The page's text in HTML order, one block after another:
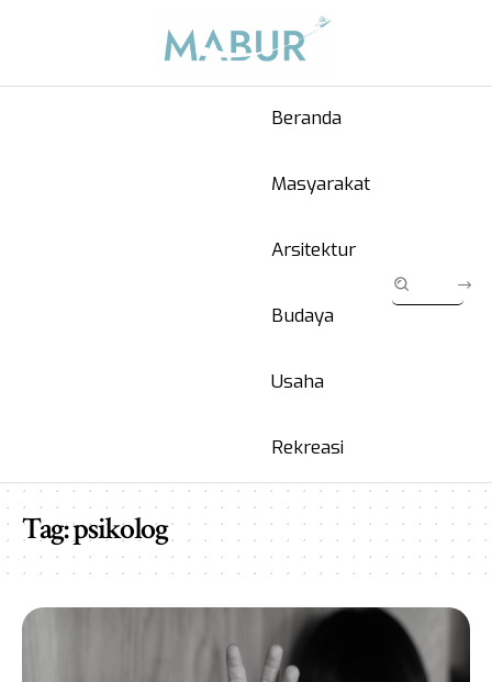
Beranda
Masyarakat
Arsitektur
Budaya
Usaha
Rekreasi
Tag:psikolog